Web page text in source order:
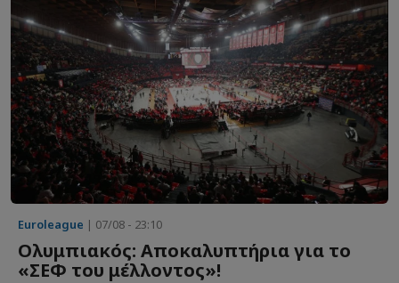
Euroleague | 07/08 - 23:10
Ολυμπιακός: Αποκαλυπτήρια για το
«ΣΕΦ του μέλλοντος»!